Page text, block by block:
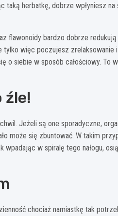
herbatkę, dobrze wpłyniesz na
flawonoidy bardzo dobrze redukują
tylko więc poczujesz zrelaksowanie
o siebie w sposób całościowy. To
źle!
Jeżeli są one sporadyczne,
może się zbuntować. W takim
wpadając w spiralę tego nałogu,
chociaż namiastkę tak